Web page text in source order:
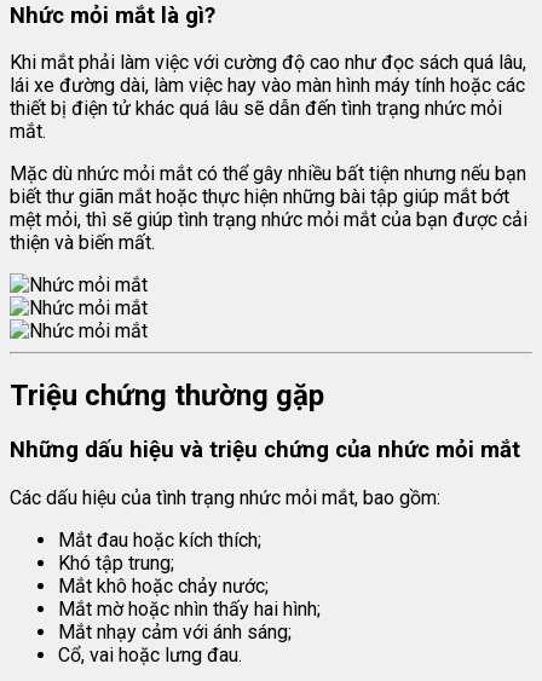
Nhức mỏi mắt là gì?
Khi mắt phải làm việc với cường độ cao như đọc sách quá lâu,
lái xe đường dài, làm việc hay vào màn hình máy tính hoặc các
thiết bị điện tử khác quá lâu sẽ dẫn đến tình trạng nhức mỏi
mắt.
Mặc dù nhức mỏi mắt có thể gây nhiều bất tiện nhưng nếu bạn
biết thư giãn mắt hoặc thực hiện những bài tập giúp mắt bớt
mệt mỏi, thì sẽ giúp tình trạng nhức mỏi mắt của bạn được cải
thiện và biến mất.
Triệu chứng thường gặp
Những dấu hiệu và triệu chứng của nhức mỏi mắt
Các dấu hiệu của tình trạng nhức mỏi mắt, bao gồm:
Mắt đau hoặc kích thích;
Khó tập trung;
Mắt khô hoặc chảy nước;
Mắt mờ hoặc nhìn thấy hai hình;
Mắt nhạy cảm với ánh sáng;
Cổ, vai hoặc lưng đau.